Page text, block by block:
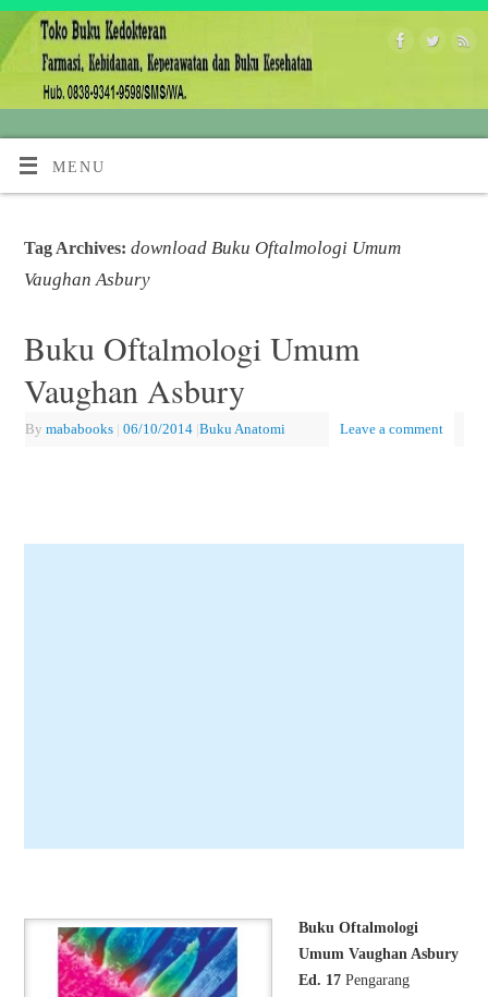
MENU
Tag Archives: download Buku Oftalmologi Umum
Vaughan Asbury
Buku Oftalmologi Umum
Vaughan Asbury
By mababooks | 06/10/2014 |Buku Anatomi Leave a comment
Buku Oftalmologi
Umum Vaughan Asbury
Ed. 17Pengarang